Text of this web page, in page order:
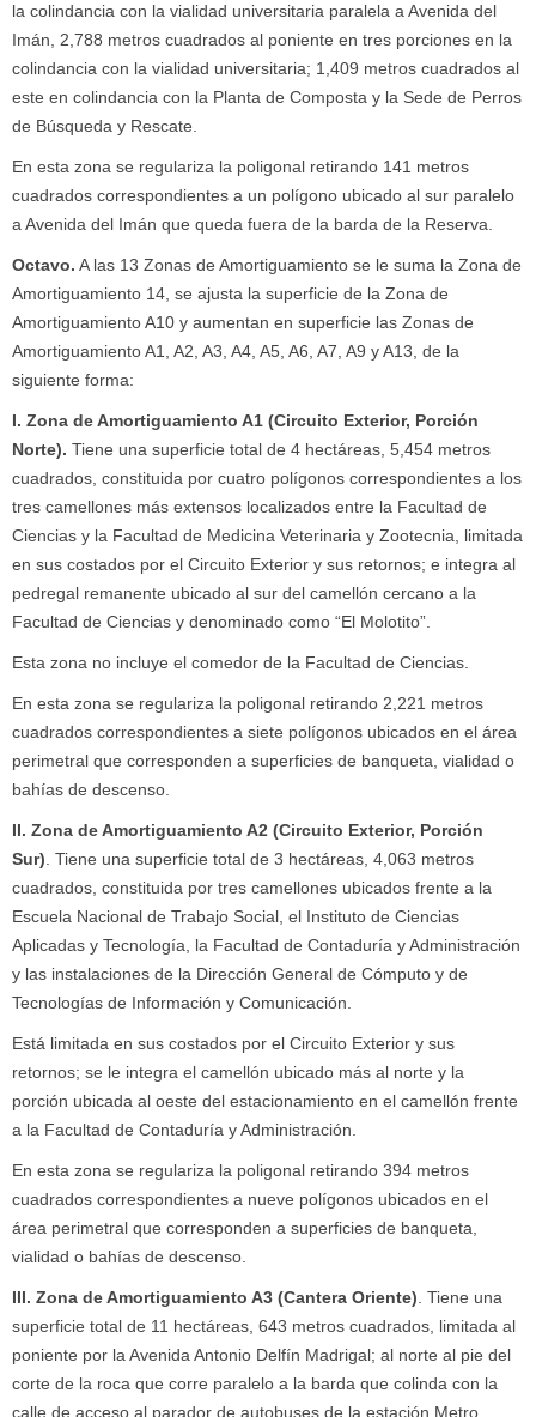
la colindancia con la vialidad universitaria paralela a Avenida del
Imán, 2,788 metros cuadrados al poniente en tres porciones en la
colindancia con la vialidad universitaria; 1,409 metros cuadrados al
este en colindancia con la Planta de Composta y la Sede de Perros
de Búsqueda y Rescate.
En esta zona se regulariza la poligonal retirando 141 metros
cuadrados correspondientes a un polígono ubicado al sur paralelo
a Avenida del Imán que queda fuera de la barda de la Reserva.
Octavo. A las 13 Zonas de Amortiguamiento se le suma la Zona de
Amortiguamiento 14, se ajusta la superficie de la Zona de
Amortiguamiento A10 y aumentan en superficie las Zonas de
Amortiguamiento A1, A2, A3, A4, A5, A6, A7, A9 y A13, de la
siguiente forma:
I. Zona de Amortiguamiento A1 (Circuito Exterior, Porción
Norte). Tiene una superficie total de 4 hectáreas, 5,454 metros
cuadrados, constituida por cuatro polígonos correspondientes a los
tres camellones más extensos localizados entre la Facultad de
Ciencias y la Facultad de Medicina Veterinaria y Zootecnia, limitada
en sus costados por el Circuito Exterior y sus retornos; e integra al
pedregal remanente ubicado al sur del camellón cercano a la
Facultad de Ciencias y denominado como “El Molotito”.
Esta zona no incluye el comedor de la Facultad de Ciencias.
En esta zona se regulariza la poligonal retirando 2,221 metros
cuadrados correspondientes a siete polígonos ubicados en el área
perimetral que corresponden a superficies de banqueta, vialidad o
bahías de descenso.
II. Zona de Amortiguamiento A2 (Circuito Exterior, Porción
Sur) . Tiene una superficie total de 3 hectáreas, 4,063 metros
cuadrados, constituida por tres camellones ubicados frente a la
Escuela Nacional de Trabajo Social, el Instituto de Ciencias
Aplicadas y Tecnología, la Facultad de Contaduría y Administración
y las instalaciones de la Dirección General de Cómputo y de
Tecnologías de Información y Comunicación.
Está limitada en sus costados por el Circuito Exterior y sus
retornos; se le integra el camellón ubicado más al norte y la
porción ubicada al oeste del estacionamiento en el camellón frente
a la Facultad de Contaduría y Administración.
En esta zona se regulariza la poligonal retirando 394 metros
cuadrados correspondientes a nueve polígonos ubicados en el
área perimetral que corresponden a superficies de banqueta,
vialidad o bahías de descenso.
III. Zona de Amortiguamiento A3 (Cantera Oriente) . Tiene una
superficie total de 11 hectáreas, 643 metros cuadrados, limitada al
poniente por la Avenida Antonio Delfín Madrigal; al norte al pie del
corte de la roca que corre paralelo a la barda que colinda con la
calle de acceso al parador de autobuses de la estación Metro